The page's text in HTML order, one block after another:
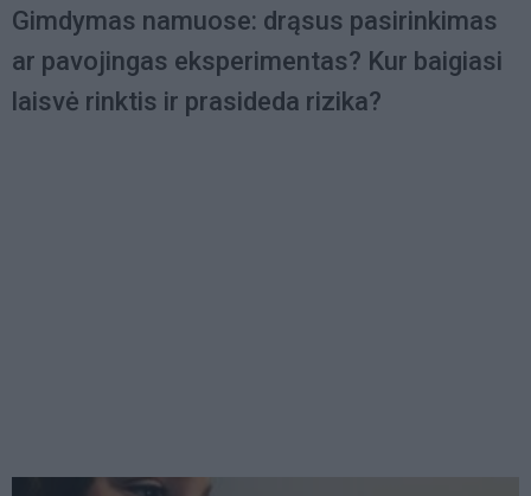
Gimdymas namuose: drąsus pasirinkimas
ar pavojingas eksperimentas? Kur baigiasi
laisvė rinktis ir prasideda rizika?